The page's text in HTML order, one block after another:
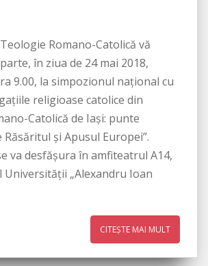
Romano-Catolică vă
în ziua de 24 mai 2018,
9.00, la simpozionul național cu
religioase catolice din
Catolică de Iaşi: punte
şi Apusul Europei”.
va desfășura în amfiteatrul A14,
Universității „Alexandru Ioan
CITEȘTE MAI MULT